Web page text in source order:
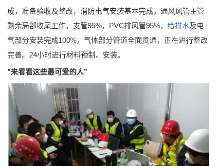
成，准备验收及整改，消防电气安装基本完成，通风风管主管
剩余局部收尾工作，支管95%，PVC排风管95%， 给排水及电
气部分安装完成100%，气体部分管道全面贯通，正在进行整改
完善。24小时进行材料预制、安装。
"来看看这些最可爱的人”